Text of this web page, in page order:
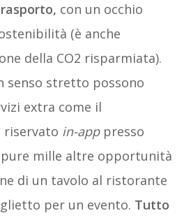
con un occhio
(è anche
della CO2 risparmiata).
senso stretto possono
extra come il
riservato in-apppresso
mille altre opportunità
di un tavolo al ristorante
per un evento. Tutto